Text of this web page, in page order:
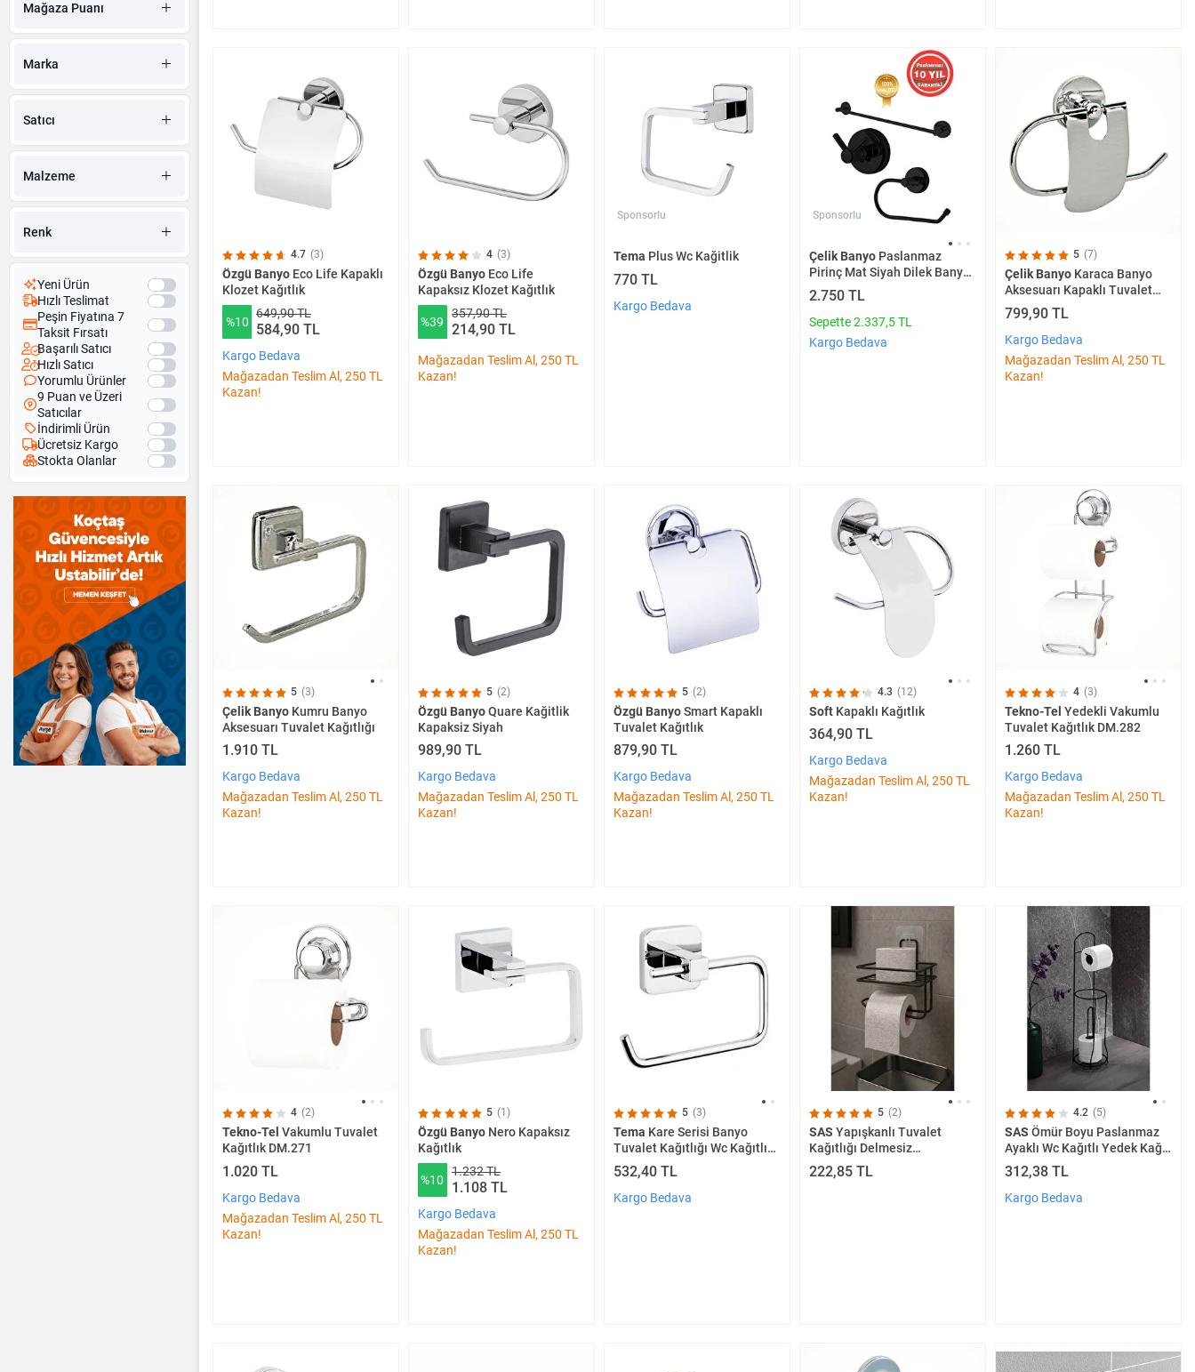
Diş Fırçalık
Havluluk
Banyo Kaydırmazı
Duş Perde Askısı
Banyo Ürünleri
Mağaza Puanı
Marka
Satıcı
Malzeme
Renk
Yeni Ürün
Hızlı Teslimat
Peşin Fiyatına 7
Taksit Fırsatı
Başarılı Satıcı
Hızlı Satıcı
Yorumlu Ürünler
9 Puan ve Üzeri
Satıcılar
İndirimli Ürün
Ücretsiz Kargo
Stokta Olanlar
4.7 (3)
Özgü Banyo Eco Life Kapaklı
Klozet Kağıtlık
%10
649,90 TL
584,90 TL
Kargo Bedava
Mağazadan Teslim Al, 250 TL
Kazan!
4 (3)
Özgü BanyoEco Life
Kapaksız Klozet Kağıtlık
%39
357,90 TL
214,90 TL
Mağazadan Teslim Al, 250 TL
Kazan!
Sponsorlu
Tema Plus Wc Kağitlik
770 TL
Kargo Bedava
Sponsorlu
Çelik BanyoPaslanmaz
Pirinç Mat Siyah Dilek Banyo
Aksesuar Set Havluluk-
askılık-tuvalet Kağıtlık
2.750 TL
Sepette 2.337,5 TL
Kargo Bedava
5 (7)
Çelik BanyoKaraca Banyo
Aksesuarı Kapaklı Tuvalet
Kağıtlığı
799,90 TL
Kargo Bedava
Mağazadan Teslim Al, 250 TL
Kazan!
5 (3)
Çelik Banyo Kumru Banyo
Aksesuarı Tuvalet Kağıtlığı
1.910 TL
Kargo Bedava
Mağazadan Teslim Al, 250 TL
Kazan!
5 (2)
Özgü BanyoQuare Kağitlik
Kapaksiz Siyah
989,90 TL
Kargo Bedava
Mağazadan Teslim Al, 250 TL
Kazan!
5 (2)
Özgü BanyoSmart Kapaklı
Tuvalet Kağıtlık
879,90 TL
Kargo Bedava
Mağazadan Teslim Al, 250 TL
Kazan!
4.3 (12)
SoftKapaklı Kağıtlık
364,90 TL
Kargo Bedava
Mağazadan Teslim Al, 250 TL
Kazan!
4 (3)
Tekno-Tel Yedekli Vakumlu
Tuvalet Kağıtlık DM.282
1.260 TL
Kargo Bedava
Mağazadan Teslim Al, 250 TL
Kazan!
4 (2)
Tekno-Tel Vakumlu Tuvalet
Kağıtlık DM.271
1.020 TL
Kargo Bedava
Mağazadan Teslim Al, 250 TL
Kazan!
5 (1)
Özgü BanyoNero Kapaksız
Kağıtlık
%10
1.232 TL
1.108 TL
Kargo Bedava
Mağazadan Teslim Al, 250 TL
Kazan!
5 (3)
Tema Kare Serisi Banyo
Tuvalet Kağıtlığı Wc Kağıtlık
Kapaksız
532,40 TL
Kargo Bedava
5 (2)
SAS Yapışkanlı Tuvalet
Kağıtlığı Delmesiz
Vidalamasız Metal Banyo
Kağıtlık Askısı Siyah S-120
222,85 TL
4.2 (5)
SAS Ömür Boyu Paslanmaz
Ayaklı Wc Kağıtlı Yedek Kağıt
Hazneli Tuvalet Kağıtlığı
Yuvarlak Siyah
312,38 TL
Kargo Bedava